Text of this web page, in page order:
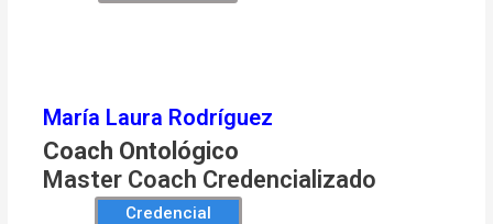
María Laura Rodríguez
Coach Ontológico
Master Coach Credencializado
Credencial